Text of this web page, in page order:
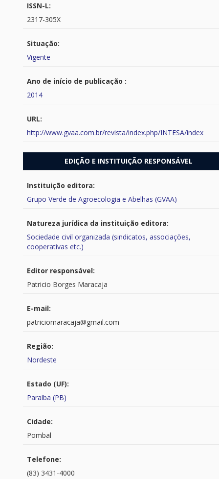
ISSN-L:
2317-305X
Situação:
Vigente
Ano de início de publicação :
2014
URL:
http://www.gvaa.com.br/revista/index.php/INTESA/index
EDIÇÃO E INSTITUIÇÃO RESPONSÁVEL
Instituição editora:
Grupo Verde de Agroecologia e Abelhas (GVAA)
Natureza jurídica da instituição editora:
Sociedade civil organizada (sindicatos, associações,
cooperativas etc.)
Editor responsável:
Patricio Borges Maracaja
E-mail:
patriciomaracaja@gmail.com
Região:
Nordeste
Estado (UF):
Paraíba (PB)
Cidade:
Pombal
Telefone:
(83) 3431-4000